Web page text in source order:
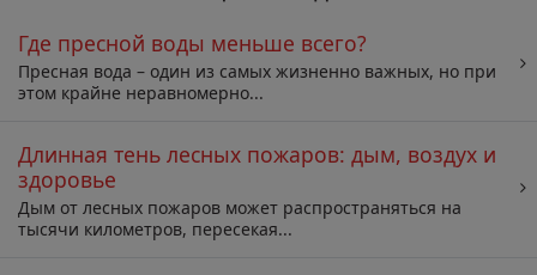
Где пресной воды меньше всего?
Пресная вода – один из самых жизненно важных, но при
этом крайне неравномерно...
Длинная тень лесных пожаров: дым, воздух и
здоровье
Дым от лесных пожаров может распространяться на
тысячи километров, пересекая...